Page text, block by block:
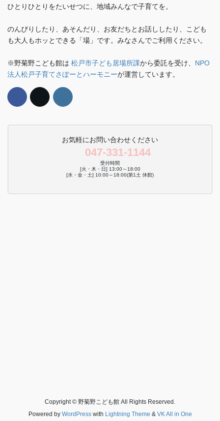
ひとりひとりをたいせつに、地域みんなで子育てを。
のんびりしたり、あそんだり、お友だちとお話ししたり、こども
も大人もホッとできる「場」です。みなさんでご利用ください。
※野菊野こども館は 松戸市子ども居場所課から委託を受け、 NPO
法人松戸子育てさぽーとハーモニーが運営しています。
お気軽にお問い合わせください
047-331-1144
受付時間
[火・木・日] 13:00～18:00
[水・金・土] 10:00～18:00(第1土 休館)
Copyright © 野菊野こども館 All Rights Reserved.
Powered by WordPresswith Lightning Theme & VK All in One